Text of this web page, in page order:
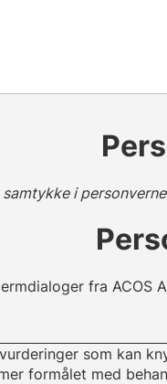
i
fra ACOS
som kan
formålet med